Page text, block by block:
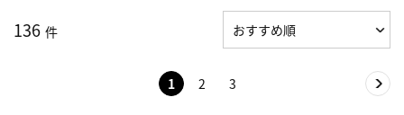
136 件
1 2 3